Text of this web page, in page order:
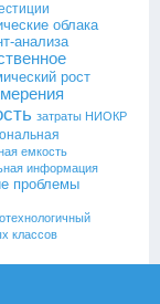
облака
анализа
рост
затраты НИОКР
емкость
информация
проблемы
классов